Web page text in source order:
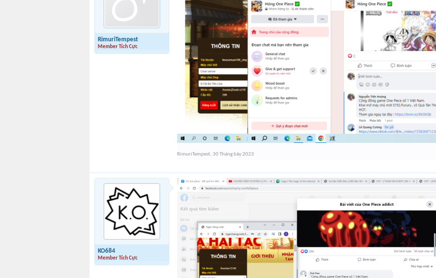
RimuriTempest
Member Tích Cực
RimuriTempest, 30 Tháng bảy 2023
KO684
Member Tích Cực